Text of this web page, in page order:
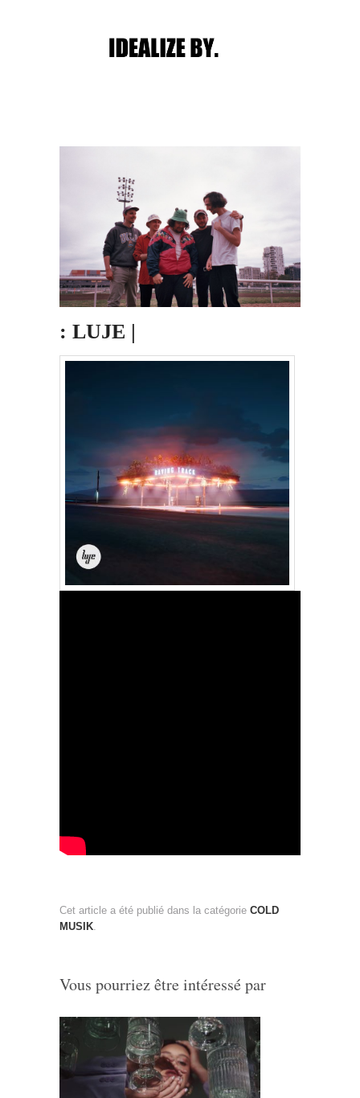
: LUJE |
Cet article a été publié dans la catégorie COLD
MUSIK.
Vous pourriez être intéressé par